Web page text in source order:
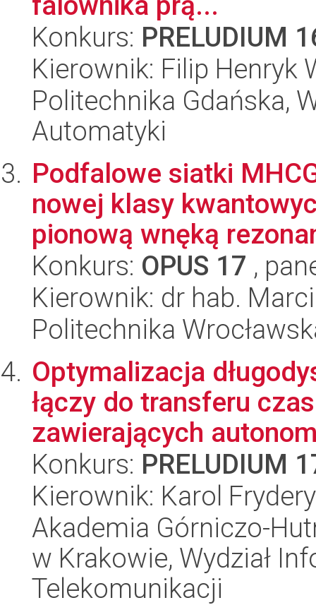
Konkurs: PRELUDIUM
Kierownik: Filip Henryk
Politechnika Gdańska,
Automatyki
Podfalowe siatki
nowej klasy
pionową wnęką
Konkurs: OPUS 17 ,
Kierownik: dr hab.
Politechnika
Optymalizacja
łączy do transferu
zawierających
Konkurs: PRELUDIUM
Kierownik: Karol
Akademia Górniczo-
w Krakowie, Wydział
Telekomunikacji